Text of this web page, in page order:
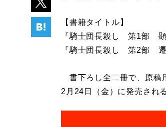
【書籍タイトル】
『騎士団長殺し 第1部 顕
『騎士団長殺し 第2部 遷
書下ろし全二冊で、原稿
2月24日（金）に発売され